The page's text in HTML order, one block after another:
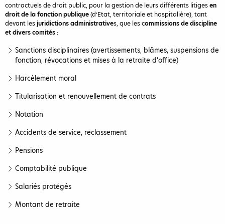
contractuels de droit public, pour la gestion de leurs différents litigesen
droit de la fonction publique(d’Etat, territoriale et hospitalière), tant
devant lesjuridictions administratives, que les commissions de discipline
et divers comités :
Sanctions disciplinaires (avertissements, blâmes, suspensions de
fonction, révocations et mises à la retraite d’office)
Harcèlement moral
Titularisation et renouvellement de contrats
Notation
Accidents de service, reclassement
Pensions
Comptabilité publique
Salariés protégés
Montant de retraite